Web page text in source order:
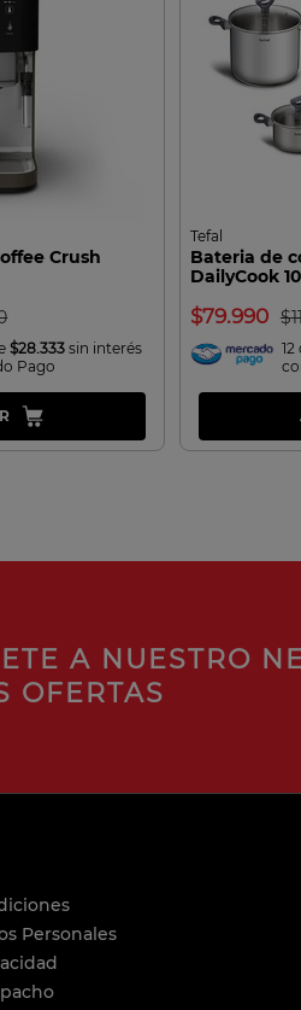
Crush
$28.333sin interés
Pago
Tefal
Bateria de
DailyCook
79.990
A NUESTRO
OFERTAS
Personales